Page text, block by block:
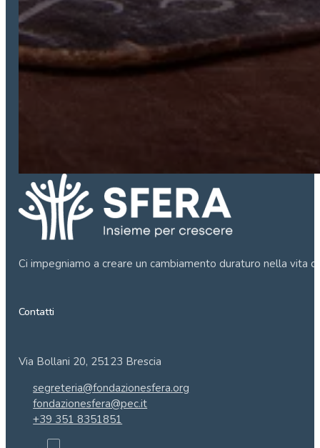
Ci impegniamo a creare un cambiamento duraturo nella vita
Contatti
Via Bollani 20, 25123 Brescia
segreteria@fondazionesfera.org
fondazionesfera@pec.it
+39 351 8351851